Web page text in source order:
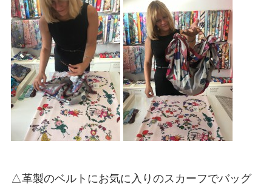
△革製のベルトにお気に入りのスカーフでバッグ